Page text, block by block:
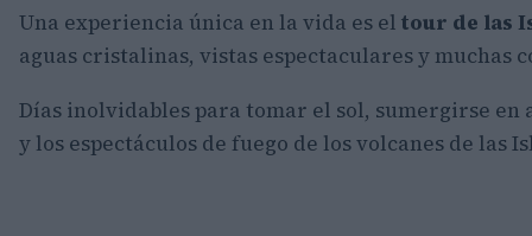
Una experiencia única en la vida es el tour de las
aguas cristalinas, vistas espectaculares y muchas
Días inolvidables para tomar el sol, sumergirse en
y los espectáculos de fuego de los volcanes de las